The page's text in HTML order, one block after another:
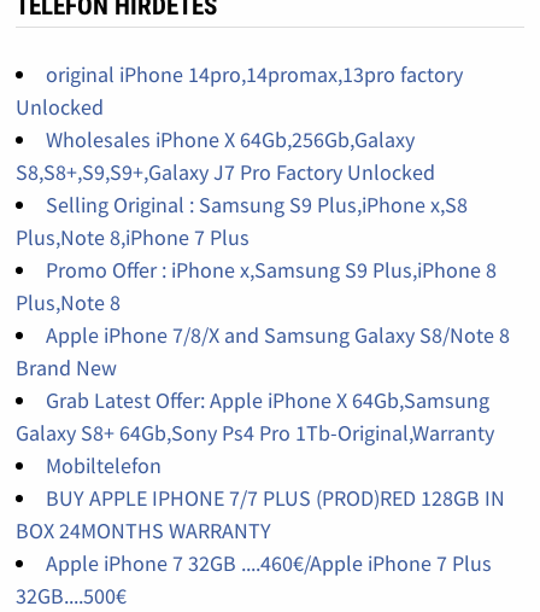
TELEFON HIRDETÉS
original iPhone 14pro,14promax,13pro factory
Unlocked
Wholesales iPhone X 64Gb,256Gb,Galaxy
S8,S8+,S9,S9+,Galaxy J7 Pro Factory Unlocked
Selling Original : Samsung S9 Plus,iPhone x,S8
Plus,Note 8,iPhone 7 Plus
Promo Offer : iPhone x,Samsung S9 Plus,iPhone 8
Plus,Note 8
Apple iPhone 7/8/X and Samsung Galaxy S8/Note 8
Brand New
Grab Latest Offer: Apple iPhone X 64Gb,Samsung
Galaxy S8+ 64Gb,Sony Ps4 Pro 1Tb-Original,Warranty
Mobiltelefon
BUY APPLE IPHONE 7/7 PLUS (PROD)RED 128GB IN
BOX 24MONTHS WARRANTY
Apple iPhone 7 32GB ....460€/Apple iPhone 7 Plus
32GB....500€